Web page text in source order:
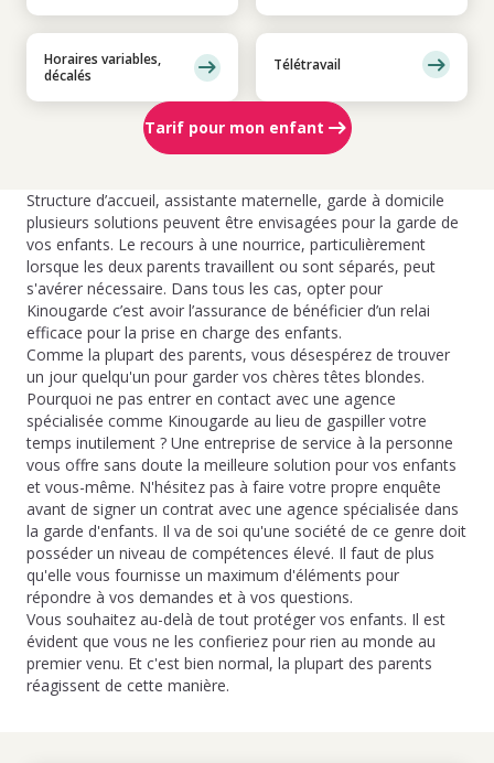
Horaires variables,
décalés
Télétravail
Tarif pour mon enfant
Structure d’accueil, assistante maternelle, garde à domicile
plusieurs solutions peuvent être envisagées pour la garde de
vos enfants. Le recours à une nourrice, particulièrement
lorsque les deux parents travaillent ou sont séparés, peut
s'avérer nécessaire. Dans tous les cas, opter pour
Kinougarde c’est avoir l’assurance de bénéficier d’un relai
efficace pour la prise en charge des enfants.
Comme la plupart des parents, vous désespérez de trouver
un jour quelqu'un pour garder vos chères têtes blondes.
Pourquoi ne pas entrer en contact avec une agence
spécialisée comme Kinougarde au lieu de gaspiller votre
temps inutilement ? Une entreprise de service à la personne
vous offre sans doute la meilleure solution pour vos enfants
et vous-même. N'hésitez pas à faire votre propre enquête
avant de signer un contrat avec une agence spécialisée dans
la garde d'enfants. Il va de soi qu'une société de ce genre doit
posséder un niveau de compétences élevé. Il faut de plus
qu'elle vous fournisse un maximum d'éléments pour
répondre à vos demandes et à vos questions.
Vous souhaitez au-delà de tout protéger vos enfants. Il est
évident que vous ne les confieriez pour rien au monde au
premier venu. Et c'est bien normal, la plupart des parents
réagissent de cette manière.